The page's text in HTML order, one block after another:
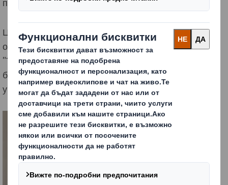
Церемонията по награждаването се състоя на 26
октомври по време на годишната конференция
"Тенденции в опаковането на храни и напитки -
безопасност, качество, екология и нормативна
уредба"